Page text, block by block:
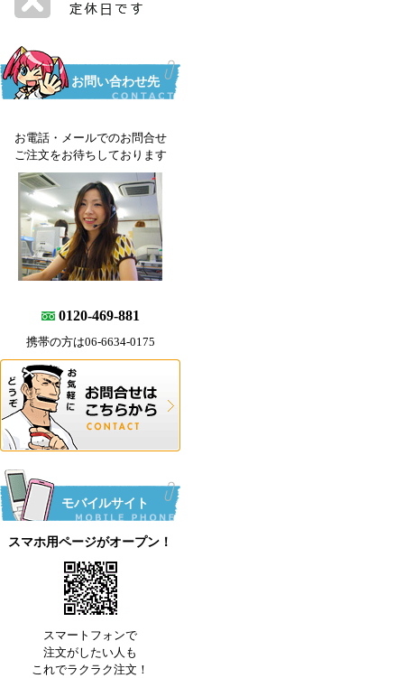
お問い合わせ先
お電話・メールでのお問合せ
ご注文をお待ちしております
0120-469-881
携帯の方は06-6634-0175
モバイルサイト
スマホ用ページがオープン！
スマートフォンで
注文がしたい人も
これでラクラク注文！